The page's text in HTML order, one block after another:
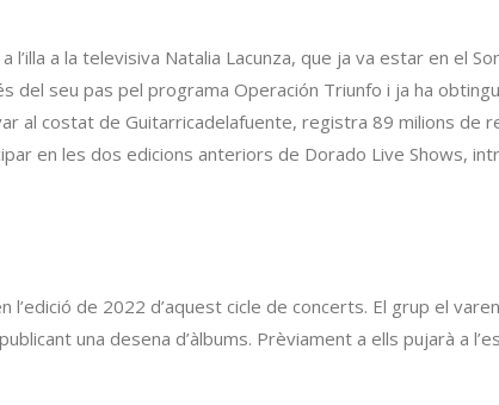
a la televisiva Natalia Lacunza, que ja va estar en el
seu pas pel programa Operación Triunfo i ja ha
al costat de Guitarricadelafuente, registra 89 milions de
en les dos edicions anteriors de Dorado Live Shows,
de 2022 d’aquest cicle de concerts. El grup el
una desena d’àlbums. Prèviament a ells pujarà a